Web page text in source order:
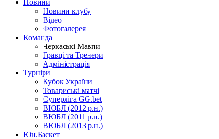
Новини
Новини клубу
Відео
Фотогалерея
Команда
Черкаські Мавпи
Гравці та Тренери
Адміністрація
Турніри
Кубок України
Товариські матчі
Суперліга GG.bet
ВЮБЛ (2012 р.н.)
ВЮБЛ (2011 р.н.)
ВЮБЛ (2013 р.н.)
Юн.Баскет